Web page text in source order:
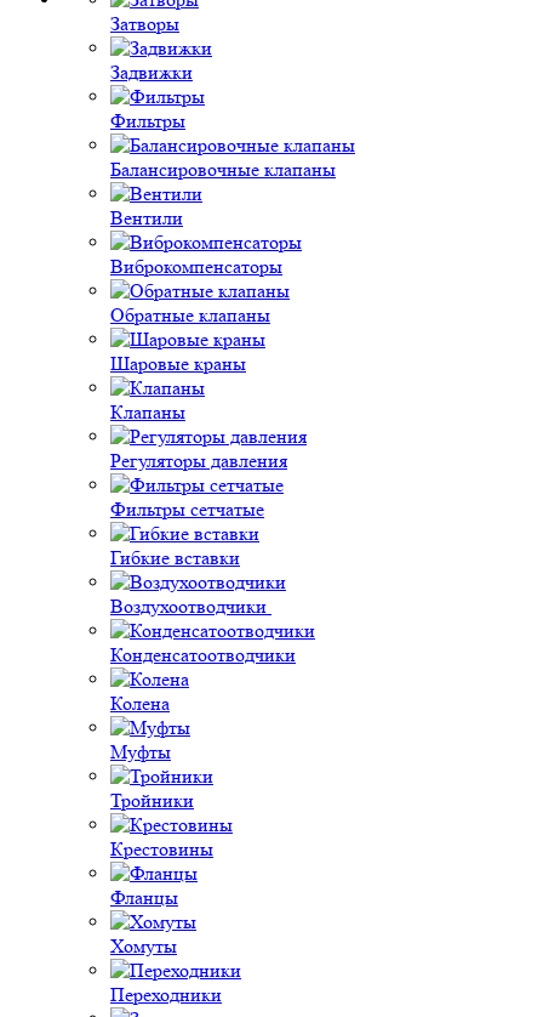
Затворы
Задвижки
Фильтры
Балансировочные клапаны
Вентили
Виброкомпенсаторы
Обратные клапаны
Шаровые краны
Клапаны
Регуляторы давления
Фильтры сетчатые
Гибкие вставки
Воздухоотводчики
Конденсатоотводчики
Колена
Муфты
Тройники
Крестовины
Фланцы
Хомуты
Переходники